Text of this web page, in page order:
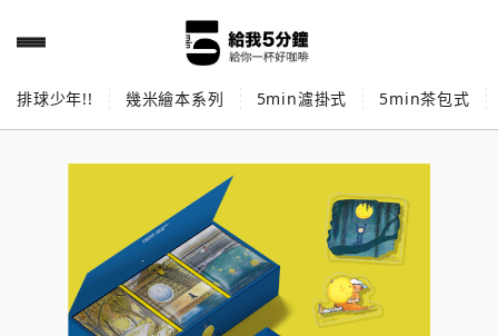
排球少年!! 幾米繪本系列 5min濾掛式 5min茶包式